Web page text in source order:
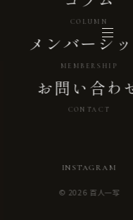
COLUMN
メンバーシ
MEMBERSHIP
お問い合わ
CONTACT
INSTAGRAM
© 2026 百人一写